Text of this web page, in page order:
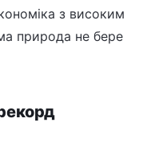
з високим
природа не бере